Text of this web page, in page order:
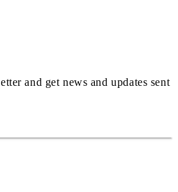
and get news and updates sent